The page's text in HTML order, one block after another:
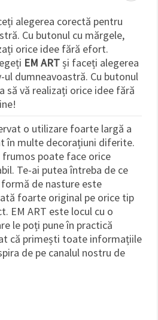
alegerea corectă pentru
Cu butonul cu mărgele,
orice idee fără efort.
EM ARTși faceți alegerea
dumneavoastră. Cu butonul
să vă realizați orice idee fără
o utilizare foarte largă a
în multe decorațiuni diferite.
frumos poate face orice
Te-ai putea întreba de ce
de nasture este
foarte original pe orice tip
EM ART este locul cu o
le poți pune în practică
că primești toate informațiile
de pe canalul nostru de